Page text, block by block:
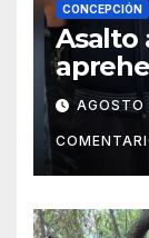
CONCEPCIÓN
Asalto